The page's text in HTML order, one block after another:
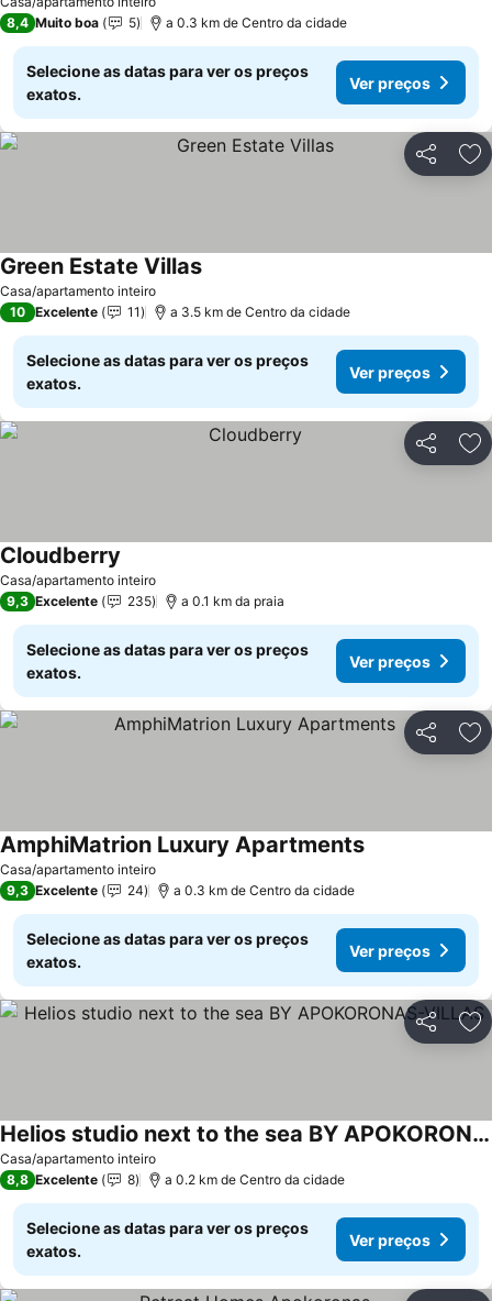
8,4 Muito boa 5 a 0.3 km de Centro da cidade
Selecione as datas para ver os preços
exatos.
Ver preços
Partilhar
Casa/apartamento inteiro
Green Estate Villas
10 Excelente 11 a 3.5 km de Centro da cidade
Selecione as datas para ver os preços
exatos.
Ver preços
Partilhar
Casa/apartamento inteiro
Cloudberry
9,3 Excelente 235 a 0.1 km da praia
Selecione as datas para ver os preços
exatos.
Ver preços
Partilhar
Casa/apartamento inteiro
AmphiMatrion Luxury Apartments
9,3 Excelente 24 a 0.3 km de Centro da cidade
Selecione as datas para ver os preços
exatos.
Ver preços
Partilhar
Casa/apartamento inteiro
Helios studio next to the sea BY APOKORONAS-VILLAS
8,8 Excelente 8 a 0.2 km de Centro da cidade
Selecione as datas para ver os preços
exatos.
Ver preços